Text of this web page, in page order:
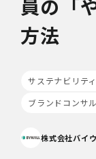
員の「
方法
サステナビリテ
ブランドコンサ
株式会社バイ